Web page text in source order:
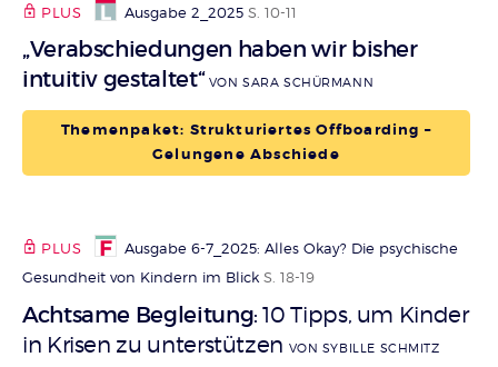
PLUS Ausgabe 2_2025 S. 10-11
„Verabschiedungen haben wir bisher
intuitiv gestaltet“ VON SARA SCHÜRMANN
Themenpaket: Strukturiertes Offboarding –
Gelungene Abschiede
PLUS
Ausgabe 6-7_2025: Alles Okay? Die psychische
Gesundheit von Kindern im Blick S. 18-19
Achtsame Begleitung:10 Tipps, um Kinder
in Krisen zu unterstützen VON SYBILLE SCHMITZ